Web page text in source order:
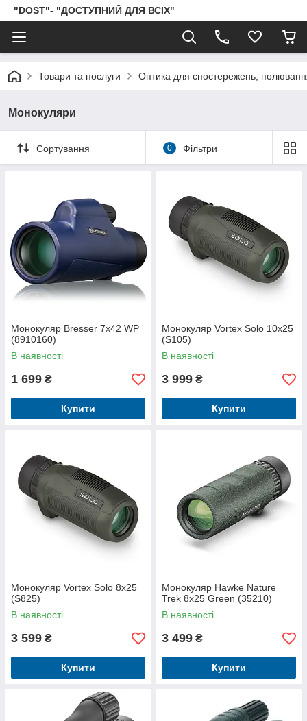
"DOST"- "ДОСТУПНИЙ ДЛЯ ВСІХ"
Товари та послуги Оптика для спостережень,
Монокуляри
Сортування 0 Фільтри
Монокуляр Bresser 7x42 WP
(8910160)
В наявності
1 699 ₴
Купити
Монокуляр Vortex Solo 10x25
(S105)
В наявності
3 999 ₴
Купити
Монокуляр Vortex Solo 8x25
(S825)
В наявності
3 599 ₴
Купити
Монокуляр Hawke Nature
Trek 8x25 Green (35210)
В наявності
3 499 ₴
Купити